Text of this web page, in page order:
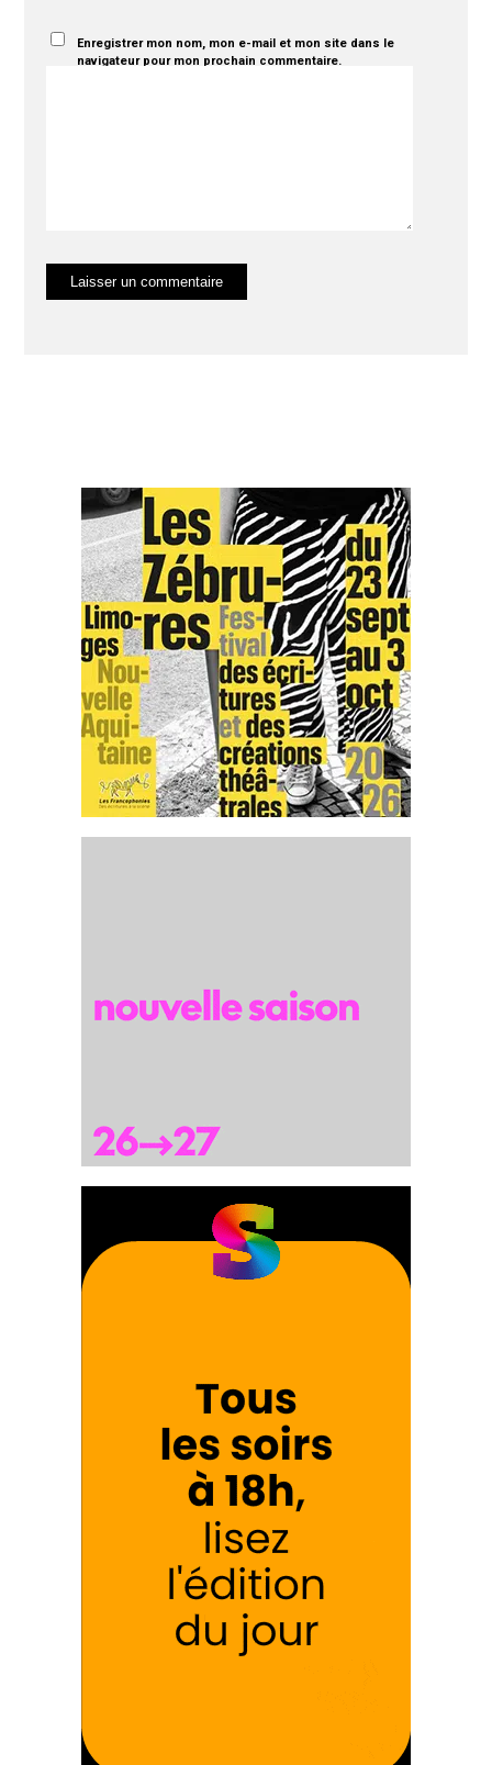
Enregistrer mon nom, mon e-mail et mon site dans le
navigateur pour mon prochain commentaire.